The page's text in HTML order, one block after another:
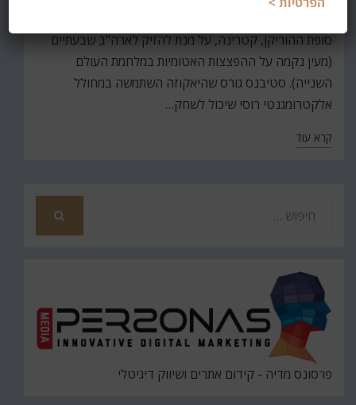
סופת ההוריקן, קטרינה, על מנת להזיק לארה"ב שבעתיים
(מעין נקמה על ההפצצות האטומיות במלחמת העולם
השנייה). סטיבנס גורס שהיאקוזה השתמשה במחולל
אלקטרומגנטי רוסי שיכול לשחק…
קרא עוד
פרסונס מדיה - קידום אתרים ושיווק דיגיטלי